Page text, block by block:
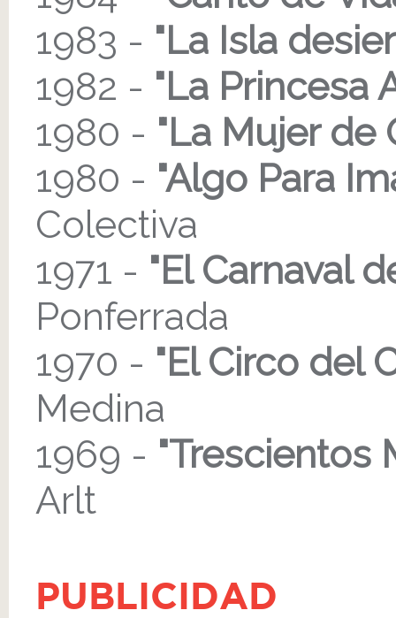
1983 - "La Isla
1982 - "La Princesa
1980 - "La Mujer de
1980 - "Algo Para
Colectiva
1971 - "El Carnaval
Ponferrada
1970 - "El Circo del
Medina
1969 - "Trescientos
Arlt
PUBLICIDAD